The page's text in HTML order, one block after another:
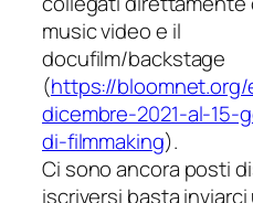
music video e il
docufilm/backstage
(https://
dicembre-2021-al-15-g
di-filmmaking).
Ci sono ancora posti
iscriversi basta inviarci